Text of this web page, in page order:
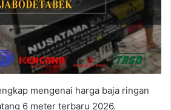
mengenai harga baja ringan
6 meter terbaru 2026.